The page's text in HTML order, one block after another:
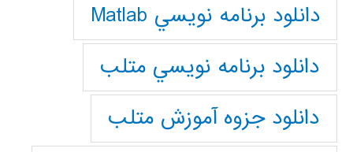
دانلود برنامه نويسي Matlab
دانلود برنامه نويسي متلب
دانلود جزوه آموزش متلب